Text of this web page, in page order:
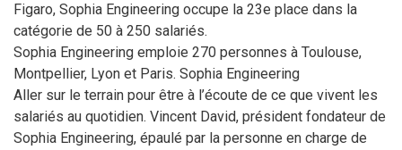
Figaro, Sophia Engineering occupe la 23e place dans la
catégorie de 50 à 250 salariés.
Sophia Engineering emploie 270 personnes à Toulouse,
Montpellier, Lyon et Paris. Sophia Engineering
Aller sur le terrain pour être à l’écoute de ce que vivent les
salariés au quotidien. Vincent David, président fondateur de
Sophia Engineering, épaulé par la personne en charge de